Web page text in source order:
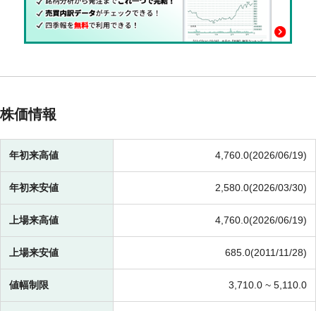
株価情報
年初来高値 4,760.0(2026/06/19)
年初来安値 2,580.0(2026/03/30)
上場来高値 4,760.0(2026/06/19)
上場来安値 685.0(2011/11/28)
値幅制限 3,710.0 ~ 5,110.0